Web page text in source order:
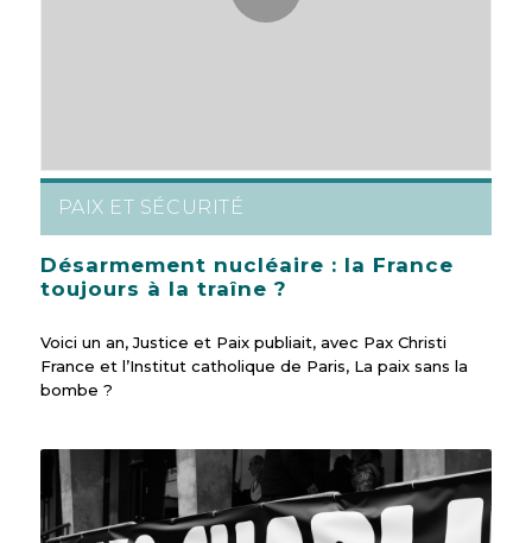
PAIX ET SÉCURITÉ
Désarmement nucléaire : la France
toujours à la traîne ?
Voici un an, Justice et Paix publiait, avec Pax Christi
France et l’Institut catholique de Paris, La paix sans la
bombe ?